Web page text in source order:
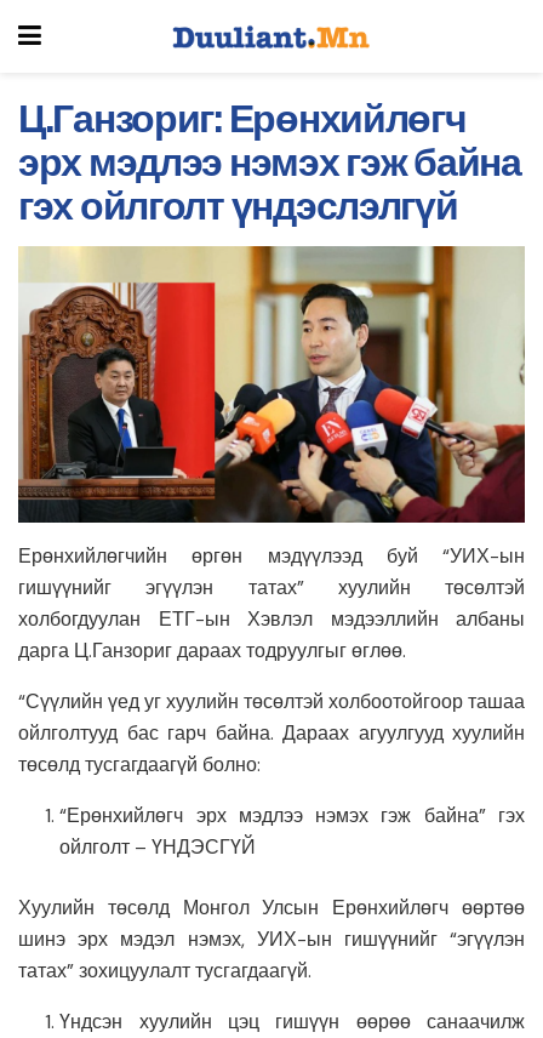
Ц.Ганзориг: Ерөнхийлөгч
эрх мэдлээ нэмэх гэж байна
гэх ойлголт үндэслэлгүй
Ерөнхийлөгчийн өргөн мэдүүлээд буй “УИХ-ын
гишүүнийг эгүүлэн татах” хуулийн төсөлтэй
холбогдуулан ЕТГ-ын Хэвлэл мэдээллийн албаны
дарга Ц.Ганзориг дараах тодруулгыг өглөө.
“Сүүлийн үед уг хуулийн төсөлтэй холбоотойгоор ташаа
ойлголтууд бас гарч байна. Дараах агуулгууд хуулийн
төсөлд тусгагдаагүй болно:
“Ерөнхийлөгч эрх мэдлээ нэмэх гэж байна” гэх
ойлголт – ҮНДЭСГҮЙ
Хуулийн төсөлд Монгол Улсын Ерөнхийлөгч өөртөө
шинэ эрх мэдэл нэмэх, УИХ-ын гишүүнийг “эгүүлэн
татах” зохицуулалт тусгагдаагүй.
Үндсэн хуулийн цэц гишүүн өөрөө санаачилж